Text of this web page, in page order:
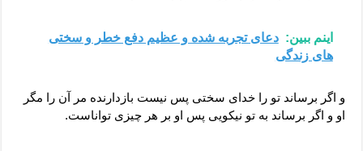
اینم ببین: دعای تجربه شده و عظیم دفع خطر و سختی
های زندگی
و اگر برساند تو را خدای سختی پس نیست بازدارنده مر آن را مگر
او و اگر برساند به تو نیکویی پس او بر هر چیزی تواناست.